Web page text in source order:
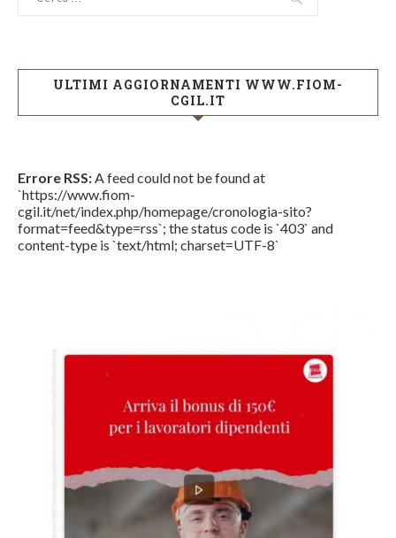
ULTIMI AGGIORNAMENTI WWW.FIOM-
CGIL.IT
Errore RSS:A feed could not be found at
`https://www.fiom-
cgil.it/net/index.php/homepage/cronologia-sito?
format=feed&type=rss`; the status code is `403` and
content-type is `text/html; charset=UTF-8`